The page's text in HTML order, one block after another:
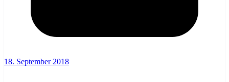
18. September 2018